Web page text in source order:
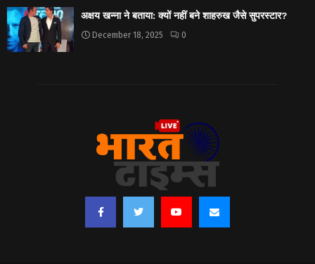
अक्षय खन्ना ने बताया: क्यों नहीं बने शाहरुख जैसे सुपरस्टार?
December 18, 2025 0